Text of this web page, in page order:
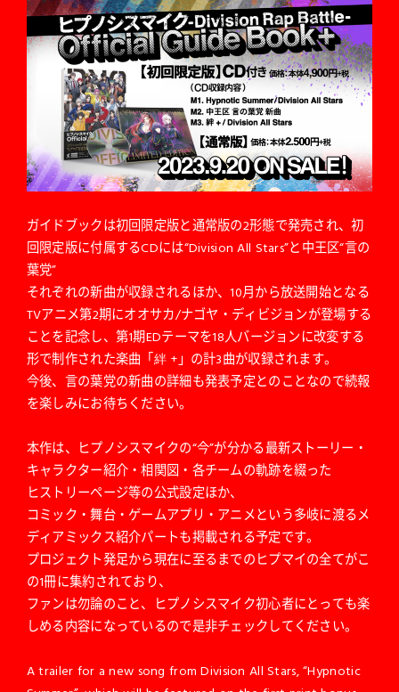
ガイドブックは初回限定版と通常版の2形態で発売され、初
回限定版に付属するCDには“Division All Stars”と中王区“言の
葉党”
それぞれの新曲が収録されるほか、10月から放送開始となる
TVアニメ第2期にオオサカ/ナゴヤ・ディビジョンが登場する
ことを記念し、第1期EDテーマを18人バージョンに改変する
形で制作された楽曲「絆 +」の計3曲が収録されます。
今後、言の葉党の新曲の詳細も発表予定とのことなので続報
を楽しみにお待ちください。
本作は、ヒプノシスマイクの“今”が分かる最新ストーリー・
キャラクター紹介・相関図・各チームの軌跡を綴った
ヒストリーページ等の公式設定ほか、
コミック・舞台・ゲームアプリ・アニメという多岐に渡るメ
ディアミックス紹介パートも掲載される予定です。
プロジェクト発足から現在に至るまでのヒプマイの全てがこ
の1冊に集約されており、
ファンは勿論のこと、ヒプノシスマイク初心者にとっても楽
しめる内容になっているので是非チェックしてください。
A trailer for a new song from Division All Stars, “Hypnotic